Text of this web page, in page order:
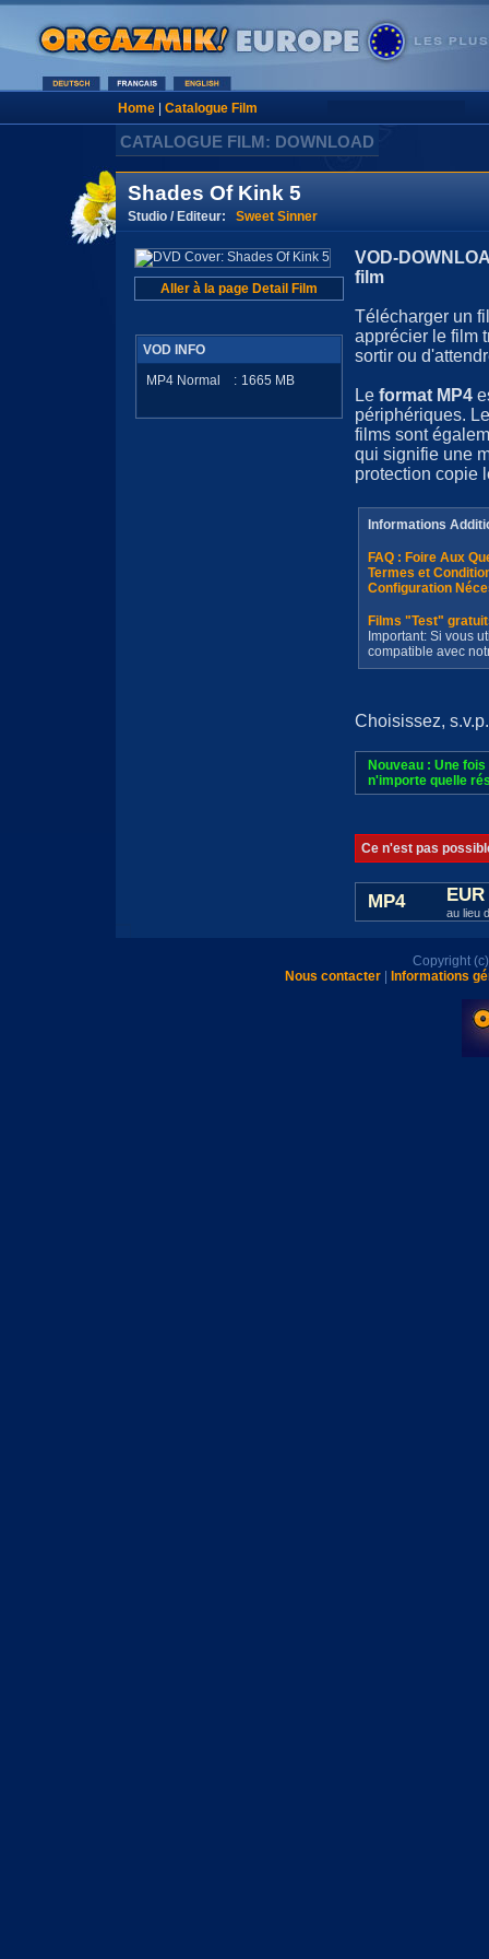
Home| Catalogue Film
CATALOGUE FILM: DOWNLOAD
Shades Of Kink 5
Studio / Editeur: Sweet Sinner
Aller à la page Detail Film
VOD INFO
MP4 Normal
: 1665 MB
VOD-
film
Télécharger un
apprécier le film
sortir ou
Le format MP4
périphériques.
films sont
qui signifie une
protection copie
Informations
FAQ : Foire Aux
Termes et
Configuration
Films "Test"
Important: Si vous
compatible avec
Choisissez,
Nouveau : Une
n'importe quelle
Ce n'est pas
MP4
au lieu
Copyright
Nous contacter| Informations